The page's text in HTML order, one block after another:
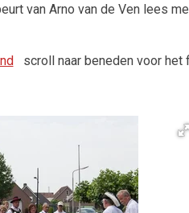
van Arno van de Ven lees
scroll naar beneden voor het